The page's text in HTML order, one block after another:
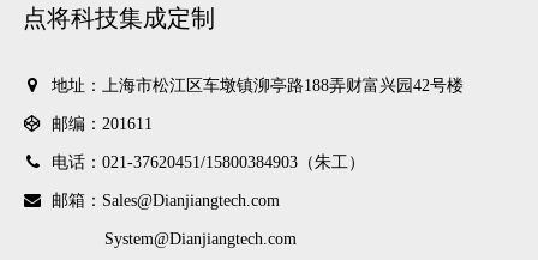
点将科技集成定制
地址：上海市松江区车墩镇泖亭路188弄财富兴园42号楼
邮编：201611
电话：021-37620451/15800384903（朱工）
邮箱：Sales@Dianjiangtech.com
System@Dianjiangtech.com